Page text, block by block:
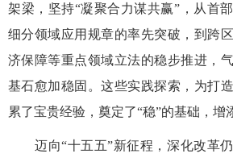
架梁，坚持“凝聚合力谋共赢”，从首
细分领域应用规章的率先突破，到跨
济保障等重点领域立法的稳步推进，
基石愈加稳固。这些实践探索，为打
累了宝贵经验，奠定了“稳”的基础，增
迈向“十五五”新征程，深化改革仍